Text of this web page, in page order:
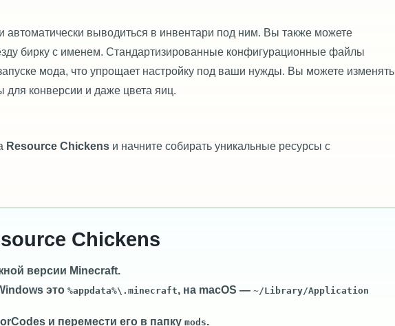
автоматически выводиться в инвентари под ним. Вы также можете
бирку с именем. Стандартизированные конфигурационные файлы
мода, что упрощает настройку под ваши нужды. Вы можете изменять
конверсии и даже цвета яиц.
Resource Chickens и начните собирать уникальные ресурсы с
Chickens
версии Minecraft.
это %appdata%\.minecraft, на macOS — ~/Library/Application
и перемести его в папку mods.